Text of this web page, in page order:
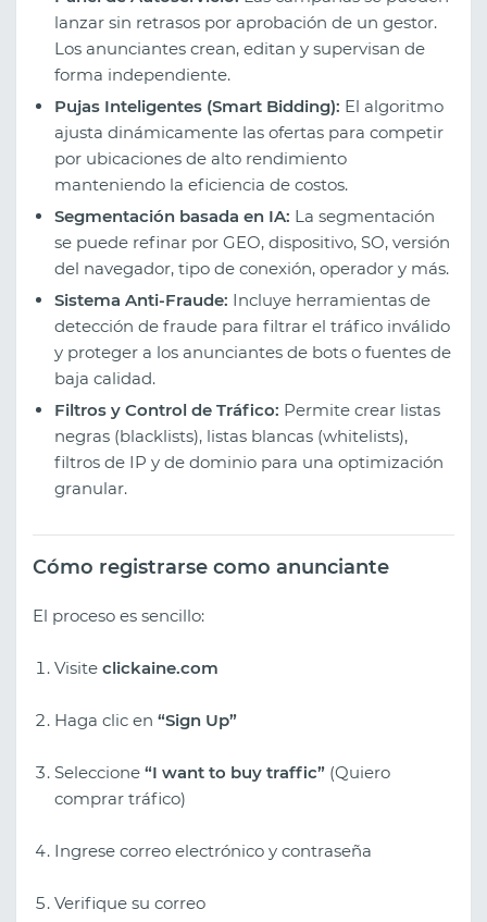
lanzar sin retrasos por aprobación de un gestor.
Los anunciantes crean, editan y supervisan de
forma independiente.
Pujas Inteligentes (Smart Bidding): El algoritmo
ajusta dinámicamente las ofertas para competir
por ubicaciones de alto rendimiento
manteniendo la eficiencia de costos.
Segmentación basada en IA: La segmentación
se puede refinar por GEO, dispositivo, SO, versión
del navegador, tipo de conexión, operador y más.
Sistema Anti-Fraude: Incluye herramientas de
detección de fraude para filtrar el tráfico inválido
y proteger a los anunciantes de bots o fuentes de
baja calidad.
Filtros y Control de Tráfico: Permite crear listas
negras (blacklists), listas blancas (whitelists),
filtros de IP y de dominio para una optimización
granular.
Cómo registrarse como anunciante
El proceso es sencillo:
Visite clickaine.com
Haga clic en “Sign Up”
Seleccione “I want to buy traffic” (Quiero
comprar tráfico)
Ingrese correo electrónico y contraseña
Verifique su correo